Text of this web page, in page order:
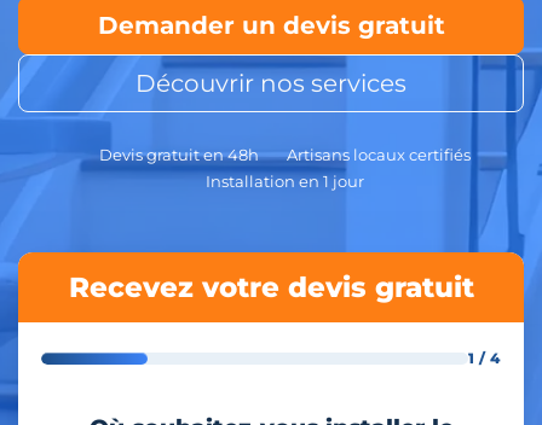
Demander un devis gratuit
Découvrir nos services
Devis gratuit en 48h
Artisans locaux certifiés
Installation en 1 jour
Recevez votre devis gratuit
1 / 4